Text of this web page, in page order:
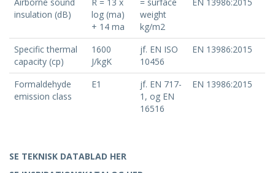
insulation (dB)
log (ma)
+ 14 ma
weight
kg/m2
Specific thermal
capacity (cp)
1600
J/kgK
jf. EN ISO
10456
EN 13986:2015
Formaldehyde
emission class
E1
jf. EN 717-
1, og EN
16516
EN 13986:2015
SE TEKNISK DATABLAD HER